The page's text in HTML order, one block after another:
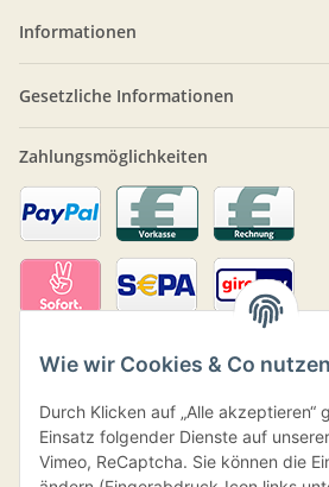
Wie wir Cookies & Co nutzen
Durch Klicken auf „Alle akzeptieren“
Einsatz folgender Dienste auf
Vimeo, ReCaptcha. Sie können die
Informationen
Gesetzliche Informationen
Zahlungsmöglichkeiten